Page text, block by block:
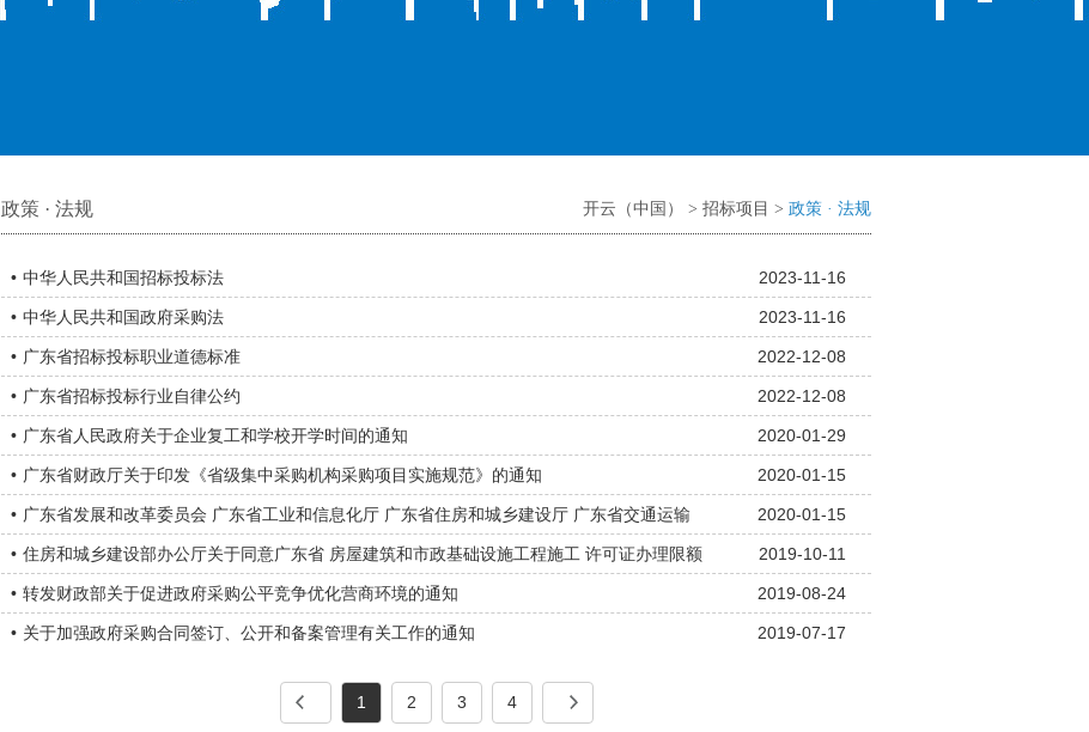
政策 · 法规 开云（中国） > 招标项目 > 政策 · 法规
• 中华人民共和国招标投标法 2023-11-16
• 中华人民共和国政府采购法 2023-11-16
• 广东省招标投标职业道德标准 2022-12-08
• 广东省招标投标行业自律公约 2022-12-08
• 广东省人民政府关于企业复工和学校开学时间的通知 2020-01-29
• 广东省财政厅关于印发《省级集中采购机构采购项目实施规范》的通知 2020-01-15
• 广东省发展和改革委员会 广东省工业和信息化厅 广东省住房和城乡建设厅 广东省交通运输
厅 广东省水利厅 广东省市场监督管理局关于印发《广东省工程建设项目招标投标监管办法》
的通知
2020-01-15
• 住房和城乡建设部办公厅关于同意广东省 房屋建筑和市政基础设施工程施工 许可证办理限额
备案的复函
2019-10-11
• 转发财政部关于促进政府采购公平竞争优化营商环境的通知 2019-08-24
• 关于加强政府采购合同签订、公开和备案管理有关工作的通知 2019-07-17
1 2 3 4